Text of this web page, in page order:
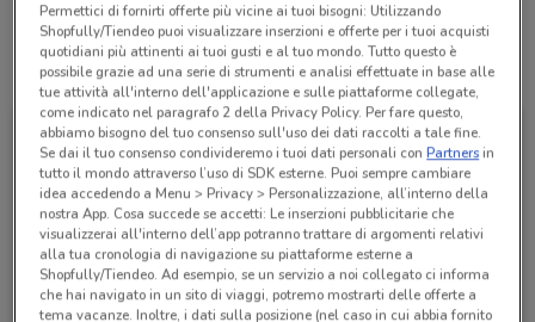
Tutte le promozioni di questo negozio
Permettici di fornirti offerte più vicine ai tuoi bisogni: Utilizzando
Shopfully/Tiendeo puoi visualizzare inserzioni e offerte per i tuoi acquisti
quotidiani più attinenti ai tuoi gusti e al tuo mondo. Tutto questo è
possibile grazie ad una serie di strumenti e analisi effettuate in base alle
tue attività all'interno dell'applicazione e sulle piattaforme collegate,
come indicato nel paragrafo 2 della Privacy Policy. Per fare questo,
abbiamo bisogno del tuo consenso sull'uso dei dati raccolti a tale fine.
Se dai il tuo consenso condivideremo i tuoi dati personali conPartnersin
tutto il mondo attraverso l’uso di SDK esterne. Puoi sempre cambiare
idea accedendo a Menu > Privacy > Personalizzazione, all’interno della
nostra App. Cosa succede se accetti: Le inserzioni pubblicitarie che
visualizzerai all'interno dell’app potranno trattare di argomenti relativi
alla tua cronologia di navigazione su piattaforme esterne a
Shopfully/Tiendeo. Ad esempio, se un servizio a noi collegato ci informa
che hai navigato in un sito di viaggi, potremo mostrarti delle offerte a
tema vacanze. Inoltre, i dati sulla posizione (nel caso in cui abbia fornito